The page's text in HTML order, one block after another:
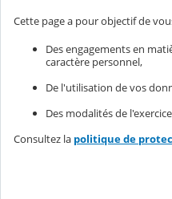
Cette page a pour objectif de
Des engagements en
caractère personnel,
De l'utilisation de vos
Des modalités de
Consultez la politique de